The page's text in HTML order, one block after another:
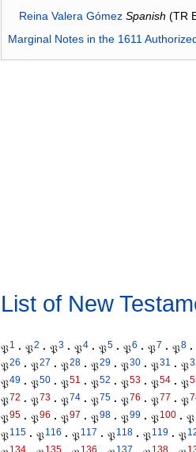
Reina Valera Gómez Spanish (TR
Marginal Notes in the 1611
List of New
𝔓1 · 𝔓2 · 𝔓3 · 𝔓4 · 𝔓5 · 𝔓6 · 𝔓7 · 𝔓8 ·
𝔓26 · 𝔓27 · 𝔓28 · 𝔓29 · 𝔓30 · 𝔓31 · 𝔓
𝔓49 · 𝔓50 · 𝔓51 · 𝔓52 · 𝔓53 · 𝔓54 · 𝔓
𝔓72 · 𝔓73 · 𝔓74 · 𝔓75 · 𝔓76 · 𝔓77 · 𝔓
𝔓95 · 𝔓96 · 𝔓97 · 𝔓98 · 𝔓99 · 𝔓100 · 𝔓
𝔓115 · 𝔓116 · 𝔓117 · 𝔓118 · 𝔓119 · 𝔓
134 135 136 137 138